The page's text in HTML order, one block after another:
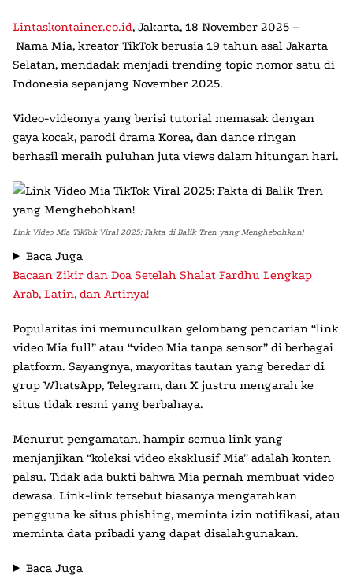
Lintaskontainer.co.id, Jakarta, 18 November 2025 –
Nama Mia, kreator TikTok berusia 19 tahun asal Jakarta
Selatan, mendadak menjadi trending topic nomor satu di
Indonesia sepanjang November 2025.
Video-videonya yang berisi tutorial memasak dengan
gaya kocak, parodi drama Korea, dan dance ringan
berhasil meraih puluhan juta views dalam hitungan hari.
Link Video Mia TikTok Viral 2025: Fakta di Balik Tren yang Menghebohkan!
Baca Juga
Bacaan Zikir dan Doa Setelah Shalat Fardhu Lengkap
Arab, Latin, dan Artinya!
Popularitas ini memunculkan gelombang pencarian “link
video Mia full” atau “video Mia tanpa sensor” di berbagai
platform. Sayangnya, mayoritas tautan yang beredar di
grup WhatsApp, Telegram, dan X justru mengarah ke
situs tidak resmi yang berbahaya.
Menurut pengamatan, hampir semua link yang
menjanjikan “koleksi video eksklusif Mia” adalah konten
palsu. Tidak ada bukti bahwa Mia pernah membuat video
dewasa. Link-link tersebut biasanya mengarahkan
pengguna ke situs phishing, meminta izin notifikasi, atau
meminta data pribadi yang dapat disalahgunakan.
Baca Juga